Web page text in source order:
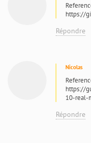
https://
Répondre
Nicolas
https://
10-real-
Répondre